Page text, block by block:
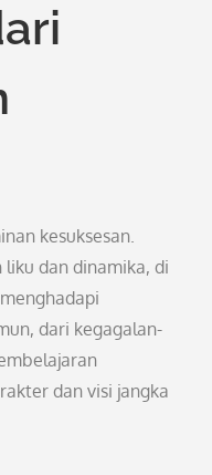
kesuksesan.
liku dan dinamika, di
dari kegagalan-
dan visi jangka